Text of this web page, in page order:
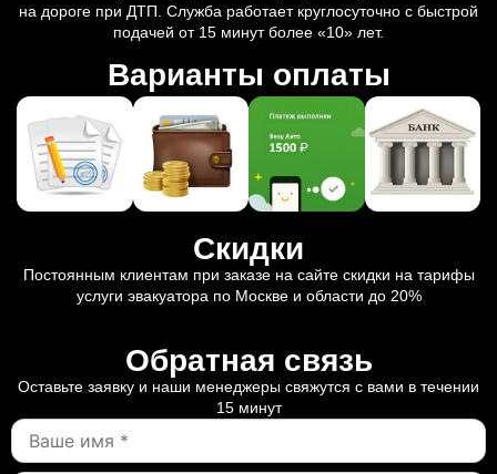
на дороге при ДТП. Служба работает круглосуточно с быстрой
подачей от 15 минут более «10» лет.
Варианты оплаты
Скидки
Постоянным клиентам при заказе на сайте скидки на тарифы
услуги эвакуатора по Москве и области до 20%
Обратная связь
Оставьте заявку и наши менеджеры свяжутся с вами в течении
15 минут